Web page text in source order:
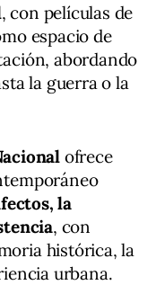
, con películas de
espacio de
abordando
la guerra o la
ofrece
la
, con
histórica, la
urbana.